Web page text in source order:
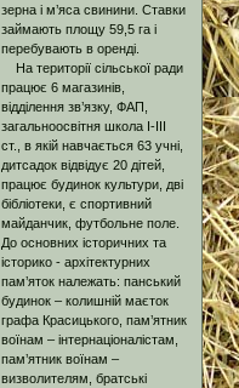
зерна і м’яса свинини. Ставки
займають площу 59,5 га і
перебувають в оренді.
На території сільської ради
працює 6 магазинів,
відділення зв’язку, ФАП,
загальноосвітня школа І-ІІІ
ст., в якій навчається 63 учні,
дитсадок відвідує 20 дітей,
працює будинок культури, дві
бібліотеки, є спортивний
майданчик, футбольне поле.
До основних історичних та
історико - архітектурних
пам’яток належать: панський
будинок – колишній маєток
графа Красицького, пам’ятник
воїнам – інтернаціоналістам,
пам’ятник воїнам –
визволителям, братські